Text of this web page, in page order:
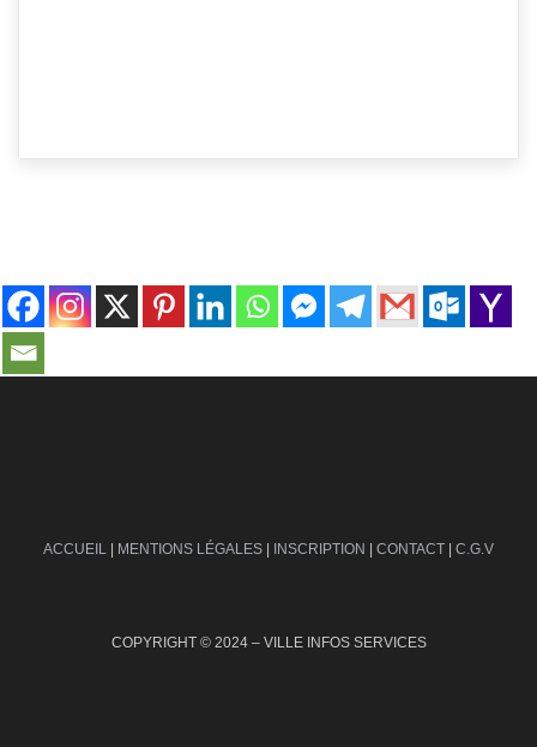
ACCUEIL | MENTIONS LÉGALES | INSCRIPTION | CONTACT | C.G.V
COPYRIGHT © 2024 – VILLE INFOS SERVICES